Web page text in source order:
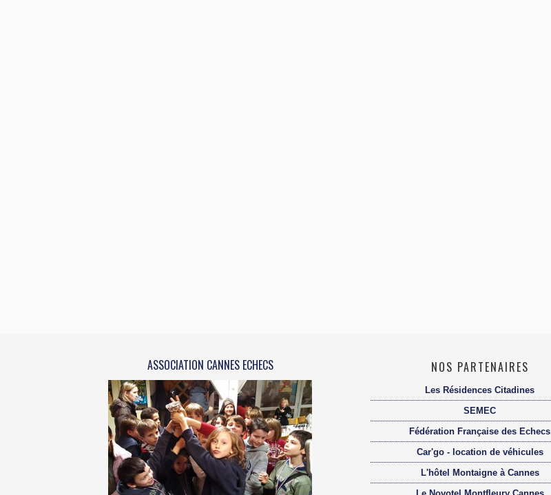
ASSOCIATION CANNES ECHECS NOS PARTENAIRES
Les Résidences Citadines
SEMEC
Fédération Française des Echecs
Car'go - location de véhicules
L'hôtel Montaigne à Cannes